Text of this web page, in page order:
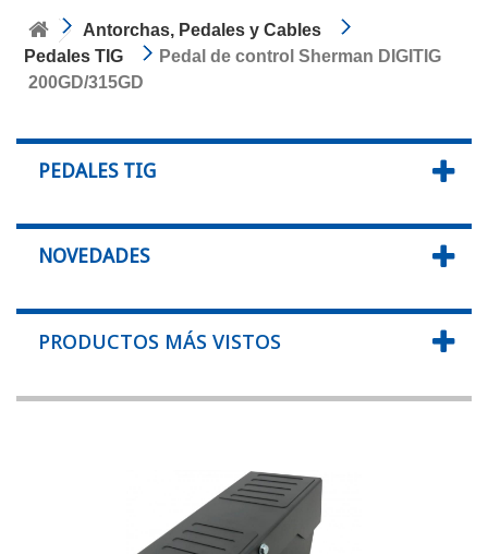
Antorchas, Pedales y Cables
Pedales TIG
Pedal de control Sherman DIGITIG
200GD/315GD
PEDALES TIG
NOVEDADES
PRODUCTOS MÁS VISTOS